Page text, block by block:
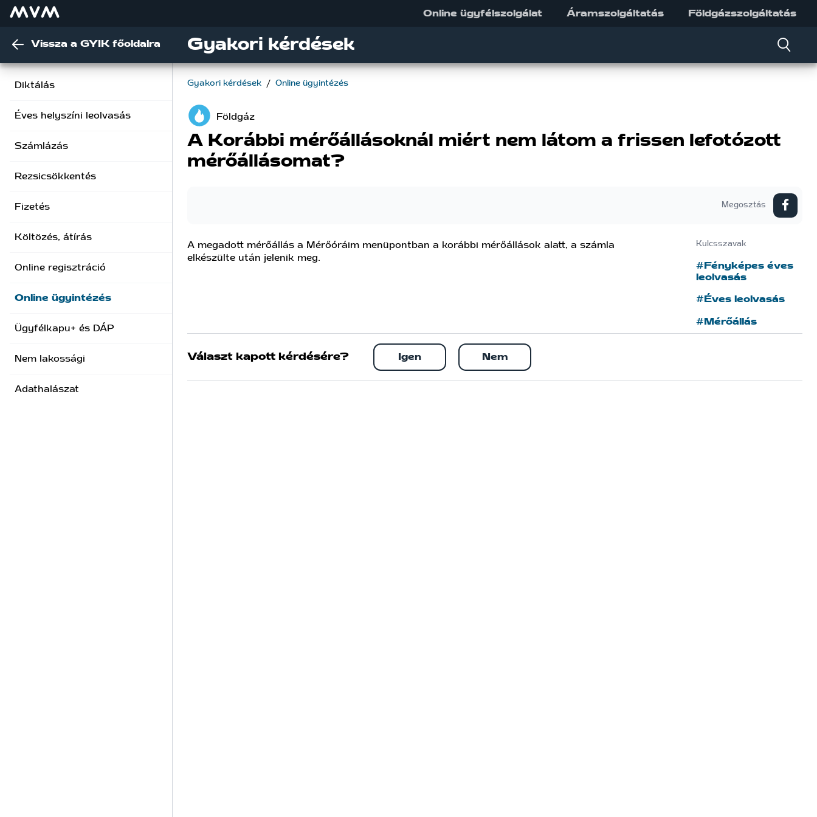
Online ügyfélszolgálat Áramszolgáltatás Földgázszolgáltatás
Vissza a GYIK főoldalra Gyakori kérdések
Diktálás
Éves helyszíni leolvasás
Számlázás
Rezsicsökkentés
Fizetés
Költözés, átírás
Online regisztráció
Online ügyintézés
Ügyfélkapu+ és DÁP
Nem lakossági
Adathalászat
Gyakori kérdések / Online ügyintézés
Földgáz
A Korábbi mérőállásoknál miért nem látom a frissen lefotózott
mérőállásomat?
Megosztás
A megadott mérőállás a Mérőóráim menüpontban a korábbi mérőállások alatt, a számla
elkészülte után jelenik meg.
Kulcsszavak
#Fényképes éves
leolvasás
#Éves leolvasás
#Mérőállás
Választ kapott kérdésére? Igen Nem